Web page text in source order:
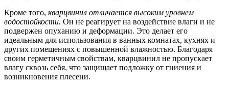
Кроме того, кварцвинил отличается высоким уровнем
водостойкости. Он не реагирует на воздействие влаги и не
подвержен опуханию и деформации. Это делает его
идеальным для использования в ванных комнатах, кухнях и
других помещениях с повышенной влажностью. Благодаря
своим герметичным свойствам, кварцвинил не пропускает
влагу сквозь себя, что защищает подложку от гниения и
возникновения плесени.